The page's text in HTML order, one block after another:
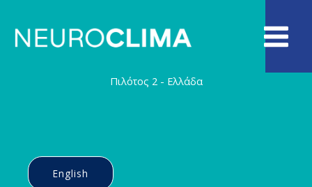
content
Πιλότος 2 - Ελλάδα
English